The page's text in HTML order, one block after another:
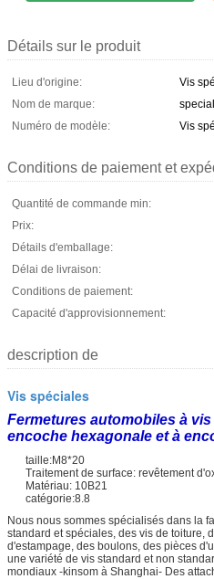
Détails sur le produit
Lieu d'origine:
Vis
Nom de marque:
Numéro de modèle:
Vis
Conditions de paiement et
Quantité de commande min:
Prix:
Détails d'emballage:
Délai de livraison:
Conditions de paiement:
Capacité d'approvisionnement:
description de
Vis spéciales
Fermetures automobiles à
encoche hexagonale et à
taille:M8*20
Traitement de surface: revêtement
Matériau: 10B21
catégorie:8.8
Nous nous sommes spécialisés dans la
standard et spéciales, des vis de toiture,
d'estampage, des boulons, des pièces
une variété de vis standard et non
mondiaux -kinsom à Shanghai- Des